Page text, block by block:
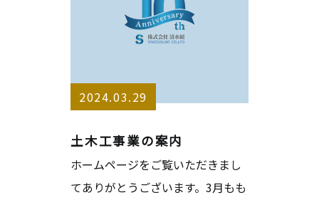
2024.03.29
土木工事業の案内
ホームページをご覧いただきまし
てありがとうございます。3月もも